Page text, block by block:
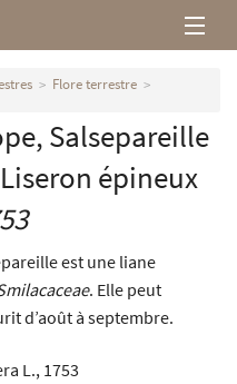
Flore terrestre
Salsepareille
épineux
est une liane
. Elle peut
d’août à septembre.